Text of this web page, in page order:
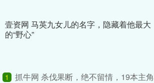
壹资网 马英九女儿的名字，隐藏着他最大
的“野心”
1 抓牛网 杀伐果断，绝不留情，19本主